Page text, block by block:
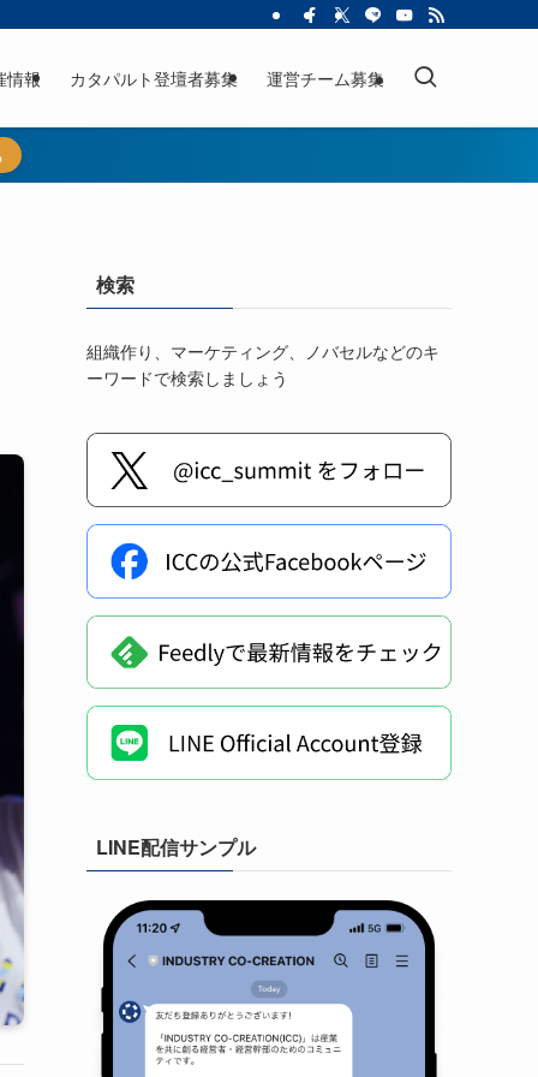
情報 カタパルト登壇者募集 運営チーム募集
検索
組織作り、マーケティング、ノバセルなどのキ
ーワードで検索しましょう
LINE配信サンプル